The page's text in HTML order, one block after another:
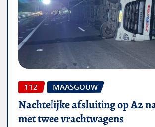
112 MAASGOUW
Nachtelijke afsluiting op A2
met twee vrachtwagens